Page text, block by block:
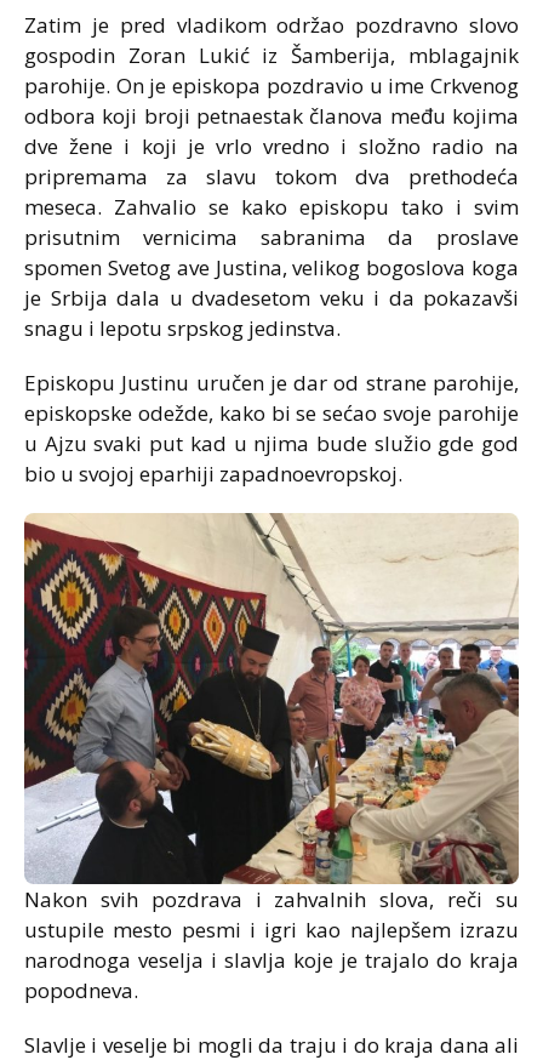
Zatim je pred vladikom održao pozdravno slovo
gospodin Zoran Lukić iz Šamberija, mblagajnik
parohije. On je episkopa pozdravio u ime Crkvenog
odbora koji broji petnaestak članova među kojima
dve žene i koji je vrlo vredno i složno radio na
pripremama za slavu tokom dva prethodeća
meseca. Zahvalio se kako episkopu tako i svim
prisutnim vernicima sabranima da proslave
spomen Svetog ave Justina, velikog bogoslova koga
je Srbija dala u dvadesetom veku i da pokazavši
snagu i lepotu srpskog jedinstva.
Episkopu Justinu uručen je dar od strane parohije,
episkopske odežde, kako bi se sećao svoje parohije
u Ajzu svaki put kad u njima bude služio gde god
bio u svojoj eparhiji zapadnoevropskoj.
Nakon svih pozdrava i zahvalnih slova, reči su
ustupile mesto pesmi i igri kao najlepšem izrazu
narodnoga veselja i slavlja koje je trajalo do kraja
popodneva.
Slavlje i veselje bi mogli da traju i do kraja dana ali